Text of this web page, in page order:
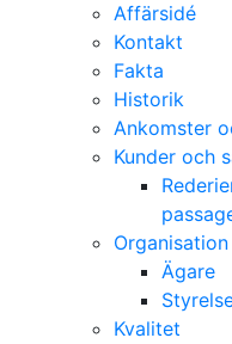
Affärsidé
Kontakt
Fakta
Historik
Ankomster
Kunder och
Organisation
Ägare
Kvalitet